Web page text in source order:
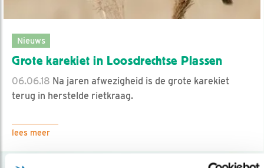
Nieuws
Grote karekiet in Loosdrechtse Plassen
06.06.18 Na jaren afwezigheid is de grote karekiet
terug in herstelde rietkraag.
lees meer